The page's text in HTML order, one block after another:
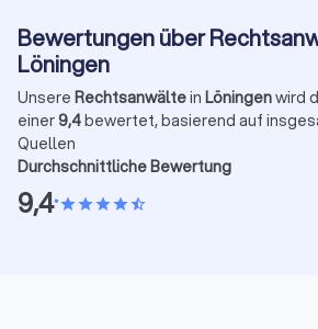
Bewertungen über
Löningen
Unsere Rechtsanwältein Löningenwird
einer9,4bewertet, basierend auf
Quellen
Durchschnittliche Bewertung
9,4•starstarstarstarstar_half